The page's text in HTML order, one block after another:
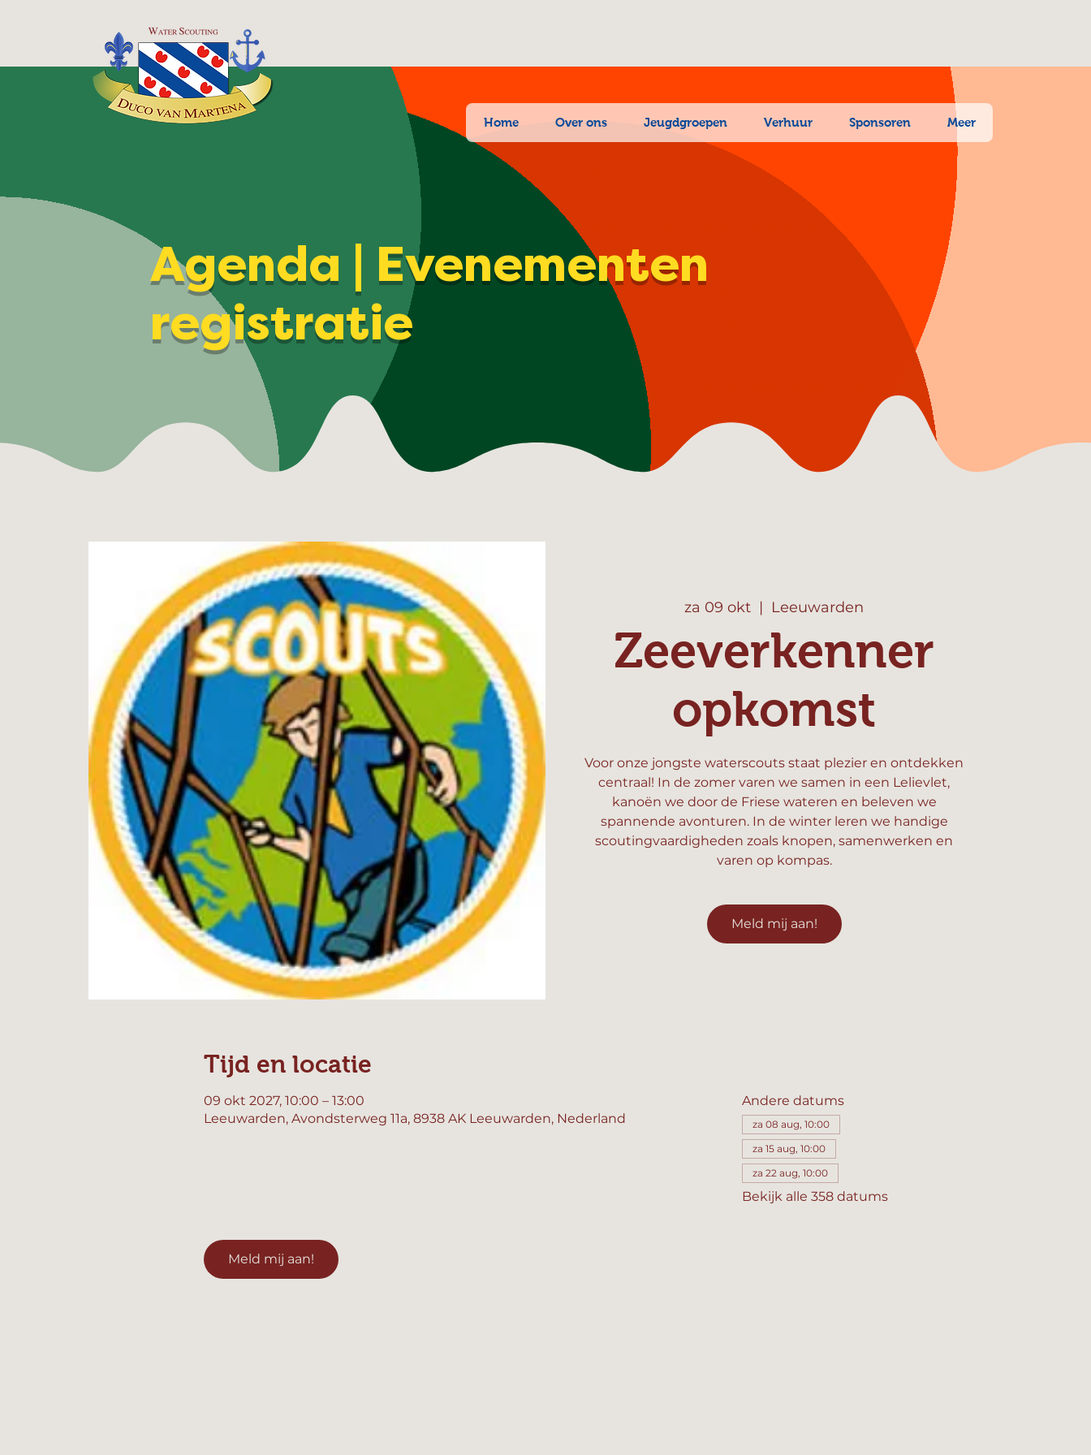
Home Over ons Jeugdgroepen Verhuur Sponsoren Meer
Agenda | Evenementen
registratie
za 09 okt
  |
Leeuwarden
Zeeverkenner
opkomst
Voor onze jongste waterscouts staat plezier en ontdekken
centraal! In de zomer varen we samen in een Lelievlet,
kanoën we door de Friese wateren en beleven we
spannende avonturen. In de winter leren we handige
scoutingvaardigheden zoals knopen, samenwerken en
varen op kompas.
Meld mij aan!
Tijd en locatie
09 okt 2027, 10:00 – 13:00
Leeuwarden, Avondsterweg 11a, 8938 AK Leeuwarden, Nederland
Andere datums
za 08 aug, 10:00
za 15 aug, 10:00
za 22 aug, 10:00
Bekijk alle 358 datums
Meld mij aan!